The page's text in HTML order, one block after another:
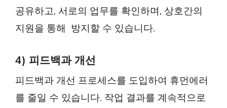
공유하고, 서로의 업무를 확인하며, 상호간의
지원을 통해 방지할 수 있습니다.
4) 피드백과 개선
피드백과 개선 프로세스를 도입하여 휴먼에러
를 줄일 수 있습니다. 작업 결과를 계속적으로